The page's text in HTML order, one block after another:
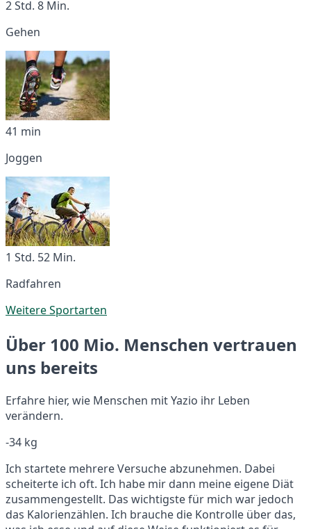
2 Std. 8 Min.
Gehen
41 min
Joggen
1 Std. 52 Min.
Radfahren
Weitere Sportarten
Über 100 Mio. Menschen vertrauen
uns bereits
Erfahre hier, wie Menschen mit Yazio ihr Leben
verändern.
-34 kg
Ich startete mehrere Versuche abzunehmen. Dabei
scheiterte ich oft. Ich habe mir dann meine eigene Diät
zusammengestellt. Das wichtigste für mich war jedoch
das Kalorienzählen. Ich brauche die Kontrolle über das,